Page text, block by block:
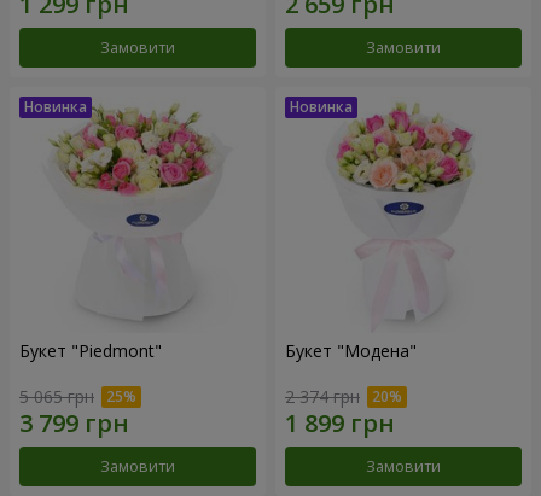
Замовити Замовити
Букет "Piedmont"
5 065 грн
Замовити
Букет "Модена"
2 374 грн
Замовити